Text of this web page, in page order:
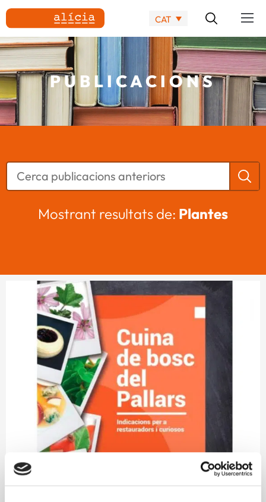
CAT
PUBLICACIONS
Mostrant resultats de: Plantes